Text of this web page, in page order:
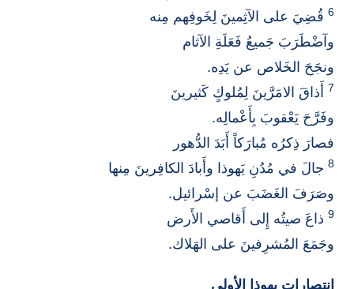
6 قُضِيَ على الآثِمينَ لِخَوفِهم مِنه
وآضْطَرَبَ جَميعُ فَعَلَةِ الآثام
ونجَحَ الخَلاص عن يَدِه.
7 أَذاقَ الامَرَّينَ لِمُلوكٍ كَثيرينَ
وفَرَّحَ يَعْقوبَ بِأَعْمالِه.
فصارَ ذِكرُه مُبارَكاً أَبَدَ الدُّهور
8 جالَ في مُدُنِ يَهوذا وأَبادَ الكافِرينَ مِنها
وصَرَفَ الغَضَبَ عن إسْرائيل.
9 ذاعَ صيتُه إِلى أَقاصي الأَرض
وجَمَعَ المُشرِفينَ على الهَلاك.
انتصارات يهوذا الأولى